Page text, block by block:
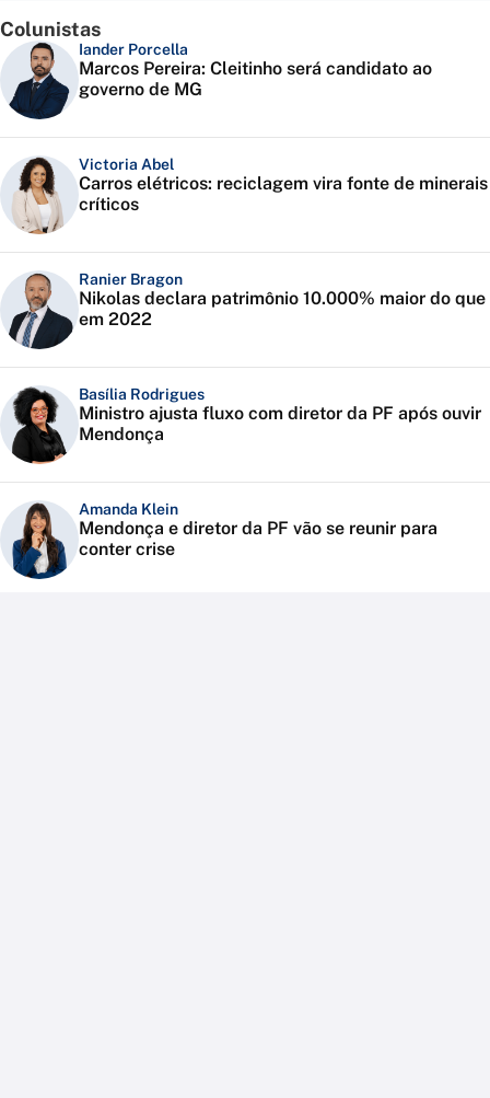
Colunistas
Iander Porcella
Marcos Pereira: Cleitinho será candidato ao
governo de MG
Victoria Abel
Carros elétricos: reciclagem vira fonte de minerais
críticos
Ranier Bragon
Nikolas declara patrimônio 10.000% maior do que
em 2022
Basília Rodrigues
Ministro ajusta fluxo com diretor da PF após ouvir
Mendonça
Amanda Klein
Mendonça e diretor da PF vão se reunir para
conter crise